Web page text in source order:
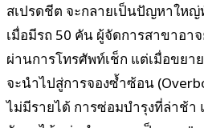
สเปรดชีต จะกลายเป็นปัญหาให
เมื่อมีรถ 50 คัน ผู้จัดการสาขาอา
ผ่านการโทรศัพท์เช็ก แต่เมื่อขยา
จะนำไปสู่การจองซ้ำซ้อน
ไม่มีรายได้ การซ่อมบำรุงที่ล่าช้า